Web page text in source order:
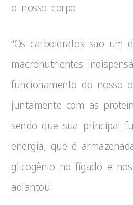
o nosso corpo.
“Os carboidratos são um
macronutrientes
funcionamento do nosso
juntamente com as
sendo que sua principal
energia, que é
glicogênio no fígado e nos
adiantou.